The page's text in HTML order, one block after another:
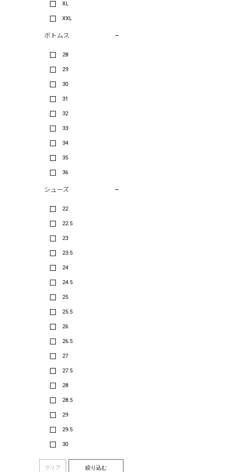
XL
XXL
ボトムス
28
29
30
31
32
33
34
35
36
シューズ
22
22.5
23
23.5
24
24.5
25
25.5
26
26.5
27
27.5
28
28.5
29
29.5
30
クリア 絞り込む